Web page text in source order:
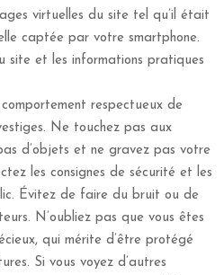
virtuelles du site tel qu’il était
captée par votre smartphone.
site et les informations pratiques
respectueux de
Ne touchez pas aux
d’objets et ne gravez pas votre
les consignes de sécurité et les
Évitez de faire du bruit ou de
N’oubliez pas que vous êtes
qui mérite d’être protégé
Si vous voyez d’autres